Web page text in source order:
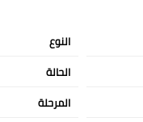
النوع
الحالة
المرحلة